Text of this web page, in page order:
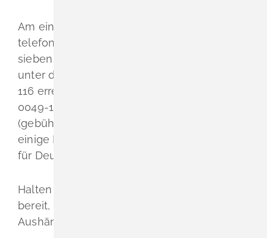
Am einfachsten ist das Sperren über die
telefonische Sperrhotline. Diese ist an
sieben Tagen die Woche rund um die Uhr
unter der gebührenfreien Rufnummer 116
116 erreichbar. Aus dem Ausland wählen Sie
0049-116 116 oder 0049-30-40 50 40 50
(gebührenpflichtig). Bitte beachten Sie, dass
einige Länder eine andere Landesvorwahl
für Deutschland nutzen.
Halten Sie für den Anruf Ihr Sperrkennwort
bereit, das Ihnen im
Aushändigungsschreiben mitgeteilt wurde.